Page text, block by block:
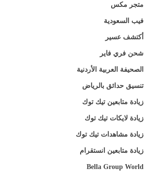
متجر مكس
فيب السعودية
أكتشف عسير
شحن فري فاير
الصحيفة العربية الأردنية
تنسيق حدائق بالرياض
زيادة متابعين تيك توك
زيادة لايكات تيك توك
زيادة مشاهدات تيك توك
زيادة متابعين انستقرام
Bella Group World